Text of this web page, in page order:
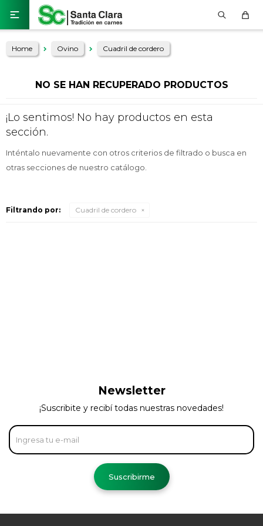

Home Ovino Cuadril de cordero
NO SE HAN RECUPERADO PRODUCTOS
¡Lo sentimos! No hay productos en esta
sección.
Inténtalo nuevamente con otros criterios de filtrado o busca en
otras secciones de nuestro catálogo.
Filtrando por: Cuadril de cordero
Newsletter
¡Suscribite y recibí todas nuestras novedades!
Suscribirme